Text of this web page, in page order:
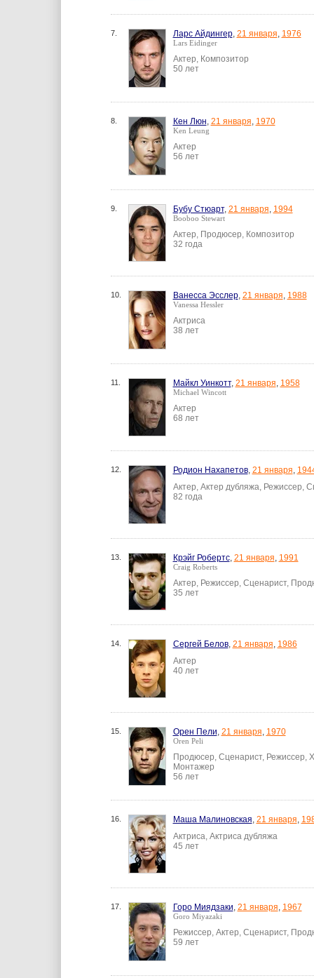
7. Ларс Айдингер, 21 января, 1976
Lars Eidinger
Актер, Композитор
50 лет
8. Кен Люн, 21 января, 1970
Ken Leung
Актер
56 лет
9. Бубу Стюарт, 21 января, 1994
Booboo Stewart
Актер, Продюсер, Композитор
32 года
10. Ванесса Эсслер, 21 января, 1988
Vanessa Hessler
Актриса
38 лет
11. Майкл Уинкотт, 21 января, 1958
Michael Wincott
Актер
68 лет
12. Родион Нахапетов, 21 января,
Актер, Актер дубляжа, Режиссер,
82 года
13. Крэйг Робертс, 21 января, 1991
Craig Roberts
Актер, Режиссер, Сценарист,
35 лет
14. Сергей Белов, 21 января, 1986
Актер
40 лет
15. Орен Пели, 21 января, 1970
Oren Peli
Продюсер, Сценарист, Режиссер,
Монтажер
56 лет
16. Маша Малиновская, 21 января,
Актриса, Актриса дубляжа
45 лет
17. Горо Миядзаки, 21 января, 1967
Goro Miyazaki
Режиссер, Актер, Сценарист,
59 лет